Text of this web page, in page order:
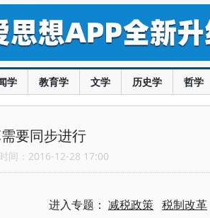
学 教育学 文学 历史学 哲学
要同步进行
间：2016-12-28 17:00
进入专题： 减税政策 税制改革